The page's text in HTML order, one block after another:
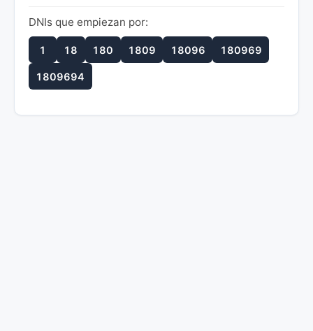
DNIs que empiezan por:
1 18 180 1809 18096 180969
1809694